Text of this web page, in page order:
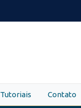
Tutoriais Contato